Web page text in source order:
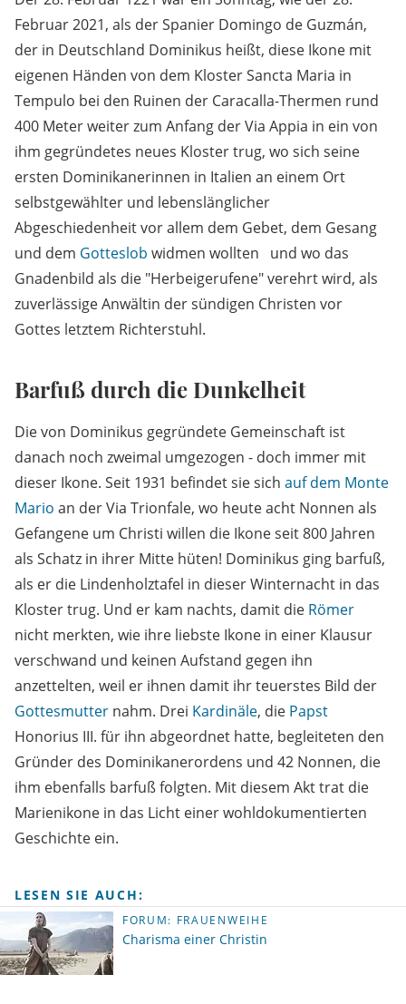
Februar 2021, als der Spanier Domingo de Guzmán,
der in Deutschland Dominikus heißt, diese Ikone mit
eigenen Händen von dem Kloster Sancta Maria in
Tempulo bei den Ruinen der Caracalla-Thermen rund
400 Meter weiter zum Anfang der Via Appia in ein von
ihm gegründetes neues Kloster trug, wo sich seine
ersten Dominikanerinnen in Italien an einem Ort
selbstgewählter und lebenslänglicher
Abgeschiedenheit vor allem dem Gebet, dem Gesang
und dem Gotteslob widmen wollten und wo das
Gnadenbild als die "Herbeigerufene" verehrt wird, als
zuverlässige Anwältin der sündigen Christen vor
Gottes letztem Richterstuhl.
Barfuß durch die Dunkelheit
Die von Dominikus gegründete Gemeinschaft ist
danach noch zweimal umgezogen - doch immer mit
dieser Ikone. Seit 1931 befindet sie sich auf dem Monte
Mario an der Via Trionfale, wo heute acht Nonnen als
Gefangene um Christi willen die Ikone seit 800 Jahren
als Schatz in ihrer Mitte hüten! Dominikus ging barfuß,
als er die Lindenholztafel in dieser Winternacht in das
Kloster trug. Und er kam nachts, damit die Römer
nicht merkten, wie ihre liebste Ikone in einer Klausur
verschwand und keinen Aufstand gegen ihn
anzettelten, weil er ihnen damit ihr teuerstes Bild der
Gottesmutter nahm. Drei Kardinäle, die Papst
Honorius III. für ihn abgeordnet hatte, begleiteten den
Gründer des Dominikanerordens und 42 Nonnen, die
ihm ebenfalls barfuß folgten. Mit diesem Akt trat die
Marienikone in das Licht einer wohldokumentierten
Geschichte ein.
LESEN SIE AUCH:
FORUM: FRAUENWEIHE
Charisma einer Christin